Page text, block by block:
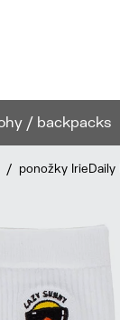
/ backpacks
/ ponožky IrieDaily